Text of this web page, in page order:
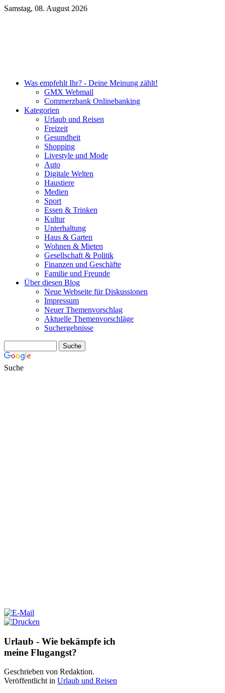
Samstag, 08. August 2026
Was empfehlt Ihr? - Deine Meinung zählt!
GMX Webmail
Commerzbank Onlinebanking
Kategorien
Urlaub und Reisen
Freizeit
Gesundheit
Shopping
Livestyle und Mode
Auto
Digitale Welten
Haustiere
Medien
Sport
Essen & Trinken
Kultur
Unterhaltung
Haus & Garten
Wohnen & Mieten
Gesellschaft & Politik
Finanzen und Geschäfte
Familie und Freunde
Über diesen Blog
Neue Webseite für Diskussionen
Impressum
Neuer Themenvorschlag
Aktuelle Themenvorschläge
Suchergebnisse
Suche
Urlaub - Wie bekämpfe ich
meine Flugangst?
Geschrieben von Redaktion.
Veröffentlicht in Urlaub und Reisen